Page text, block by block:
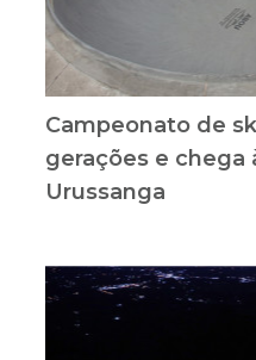
Campeonato de
gerações e chega
Urussanga